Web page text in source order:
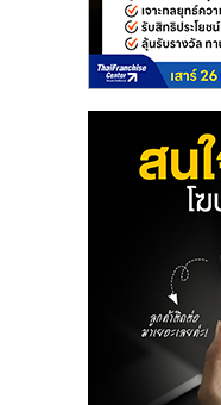
ไชส์
ขาย